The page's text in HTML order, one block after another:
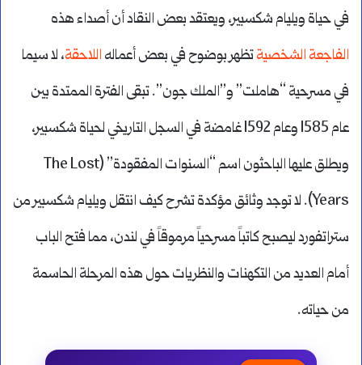
في حياة ويليام شكسبير، ويعتقد بعض النقاد أن أصداء هذه
الفاجعة الشخصيةتظهر بوضوح في بعض أعماله اللاحقة، لا سيما
في مسرحية “هاملت” و”الملك جون”. تبقى الفترة الممتدة بين
عام 1585 وعام 1592 غامضة في السجل التاريخي لحياة شكسبير،
ويطلق عليها الباحثون اسم “السنوات المفقودة” (The Lost
Years). لا توجد وثائق مؤكدة تشرح كيف انتقل ويليام شكسبير من
ستراتفورد ليصبح كاتباً مسرحياً مرموقاً في لندن، مما فتح الباب
أمام العديد من التكهنات والنظريات حول هذه المرحلة الحاسمة
من حياته.